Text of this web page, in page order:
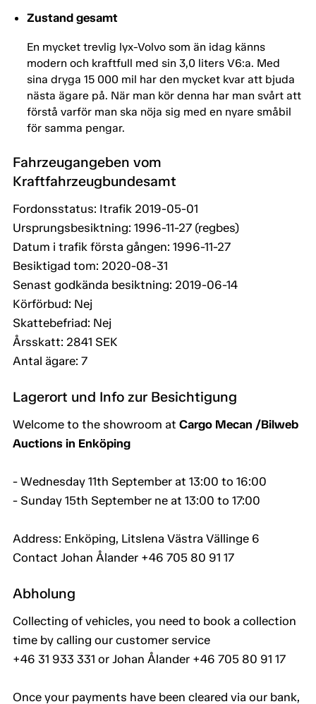
Zustand gesamt
En mycket trevlig lyx-Volvo som än idag känns
modern och kraftfull med sin 3,0 liters V6:a. Med
sina dryga 15 000 mil har den mycket kvar att bjuda
nästa ägare på. När man kör denna har man svårt att
förstå varför man ska nöja sig med en nyare småbil
för samma pengar.
Fahrzeugangeben vom
Kraftfahrzeugbundesamt
Fordonsstatus: Itrafik 2019-05-01
Ursprungsbesiktning: 1996-11-27 (regbes)
Datum i trafik första gången: 1996-11-27
Besiktigad tom: 2020-08-31
Senast godkända besiktning: 2019-06-14
Körförbud: Nej
Skattebefriad: Nej
Årsskatt: 2841 SEK
Antal ägare: 7
Lagerort und Info zur Besichtigung
Welcome to the showroom at Cargo Mecan /Bilweb
Auctions in Enköping
- Wednesday 11th September at 13:00 to 16:00
- Sunday 15th September ne at 13:00 to 17:00
Address: Enköping, Litslena Västra Vällinge 6
Contact Johan Ålander +46 705 80 91 17
Abholung
Collecting of vehicles, you need to book a collection
time by calling our customer service
+46 31 933 331 or Johan Ålander +46 705 80 91 17
Once your payments have been cleared via our bank,